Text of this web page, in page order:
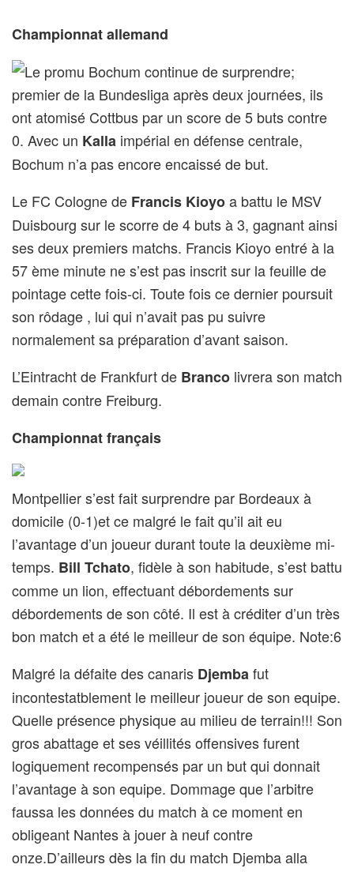
Championnat allemand
Le promu Bochum continue de surprendre;
premier de la Bundesliga après deux journées, ils
ont atomisé Cottbus par un score de 5 buts contre
0. Avec un Kalla impérial en défense centrale,
Bochum n’a pas encore encaissé de but.
Le FC Cologne de Francis Kioyoa battu le MSV
Duisbourg sur le scorre de 4 buts à 3, gagnant ainsi
ses deux premiers matchs. Francis Kioyo entré à la
57 ème minute ne s’est pas inscrit sur la feuille de
pointage cette fois-ci. Toute fois ce dernier poursuit
son rôdage , lui qui n’avait pas pu suivre
normalement sa préparation d’avant saison.
L’Eintracht de Frankfurt de Branco livrera son match
demain contre Freiburg.
Championnat français
Montpellier s’est fait surprendre par Bordeaux à
domicile (0-1)et ce malgré le fait qu’il ait eu
l’avantage d’un joueur durant toute la deuxième mi-
temps. Bill Tchato, fidèle à son habitude, s’est battu
comme un lion, effectuant débordements sur
débordements de son côté. Il est à créditer d’un très
bon match et a été le meilleur de son équipe. Note:6
Malgré la défaite des canaris Djembafut
incontestatblement le meilleur joueur de son equipe.
Quelle présence physique au milieu de terrain!!! Son
gros abattage et ses véillités offensives furent
logiquement recompensés par un but qui donnait
l’avantage à son equipe. Dommage que l’arbitre
faussa les données du match à ce moment en
obligeant Nantes à jouer à neuf contre
onze.D’ailleurs dès la fin du match Djemba alla